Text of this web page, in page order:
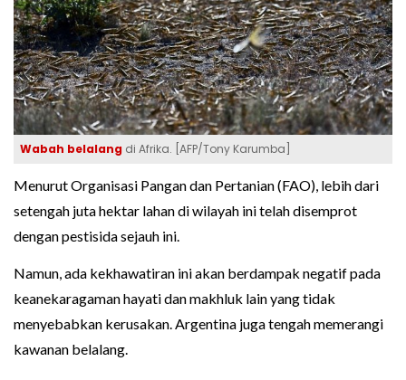
Wabah belalang di Afrika. [AFP/Tony Karumba]
Menurut Organisasi Pangan dan Pertanian (FAO), lebih dari
setengah juta hektar lahan di wilayah ini telah disemprot
dengan pestisida sejauh ini.
Namun, ada kekhawatiran ini akan berdampak negatif pada
keanekaragaman hayati dan makhluk lain yang tidak
menyebabkan kerusakan. Argentina juga tengah memerangi
kawanan belalang.